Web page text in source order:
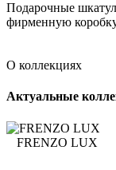
Подарочные
фирменную
О коллекциях
Актуальные
FRENZO LUX